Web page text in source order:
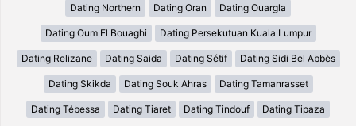
Dating Northern Dating Oran Dating Ouargla
Dating Oum El Bouaghi Dating Persekutuan Kuala Lumpur
Dating Relizane Dating Saida Dating Sétif Dating Sidi Bel Abbès
Dating Skikda Dating Souk Ahras Dating Tamanrasset
Dating Tébessa Dating Tiaret Dating Tindouf Dating Tipaza